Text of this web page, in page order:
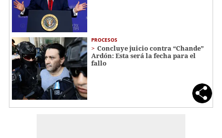
PROCESOS
Concluye juicio contra “Chande”
Ardón: Esta será la fecha para el
fallo